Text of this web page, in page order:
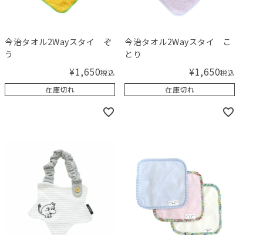
今治タオル2Wayスタイ ぞ
う
¥1,650税込
在庫切れ
今治タオル2Wayスタイ こ
とり
¥1,650税込
在庫切れ